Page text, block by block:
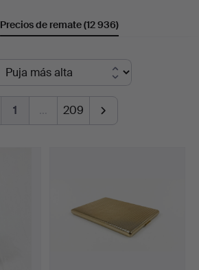
Precios de remate(12 936)
1 … 209